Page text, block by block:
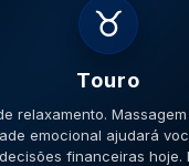
♊
Gemeos
movimento. Caminhe,
é seu ponto forte; use-
forma criativa. A